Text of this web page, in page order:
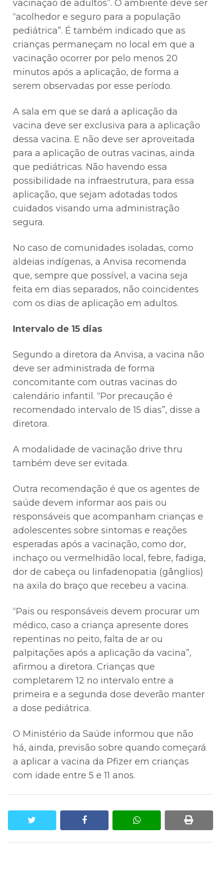
vacinação de adultos”. O ambiente deve ser
“acolhedor e seguro para a população
pediátrica”. É também indicado que as
crianças permaneçam no local em que a
vacinação ocorrer por pelo menos 20
minutos após a aplicação, de forma a
serem observadas por esse período.
A sala em que se dará a aplicação da
vacina deve ser exclusiva para a aplicação
dessa vacina. E não deve ser aproveitada
para a aplicação de outras vacinas, ainda
que pediátricas. Não havendo essa
possibilidade na infraestrutura, para essa
aplicação, que sejam adotadas todos
cuidados visando uma administração
segura.
No caso de comunidades isoladas, como
aldeias indígenas, a Anvisa recomenda
que, sempre que possível, a vacina seja
feita em dias separados, não coincidentes
com os dias de aplicação em adultos.
Intervalo de 15 dias
Segundo a diretora da Anvisa, a vacina não
deve ser administrada de forma
concomitante com outras vacinas do
calendário infantil. “Por precaução é
recomendado intervalo de 15 dias”, disse a
diretora.
A modalidade de vacinação drive thru
também deve ser evitada.
Outra recomendação é que os agentes de
saúde devem informar aos pais ou
responsáveis que acompanham crianças e
adolescentes sobre sintomas e reações
esperadas após a vacinação, como dor,
inchaço ou vermelhidão local, febre, fadiga,
dor de cabeça ou linfadenopatia (gânglios)
na axila do braço que recebeu a vacina.
“Pais ou responsáveis devem procurar um
médico, caso a criança apresente dores
repentinas no peito, falta de ar ou
palpitações após a aplicação da vacina”,
afirmou a diretora. Crianças que
completarem 12 no intervalo entre a
primeira e a segunda dose deverão manter
a dose pediátrica.
O Ministério da Saúde informou que não
há, ainda, previsão sobre quando começará
a aplicar a vacina da Pfizer em crianças
com idade entre 5 e 11 anos.
facebook whatsapp print